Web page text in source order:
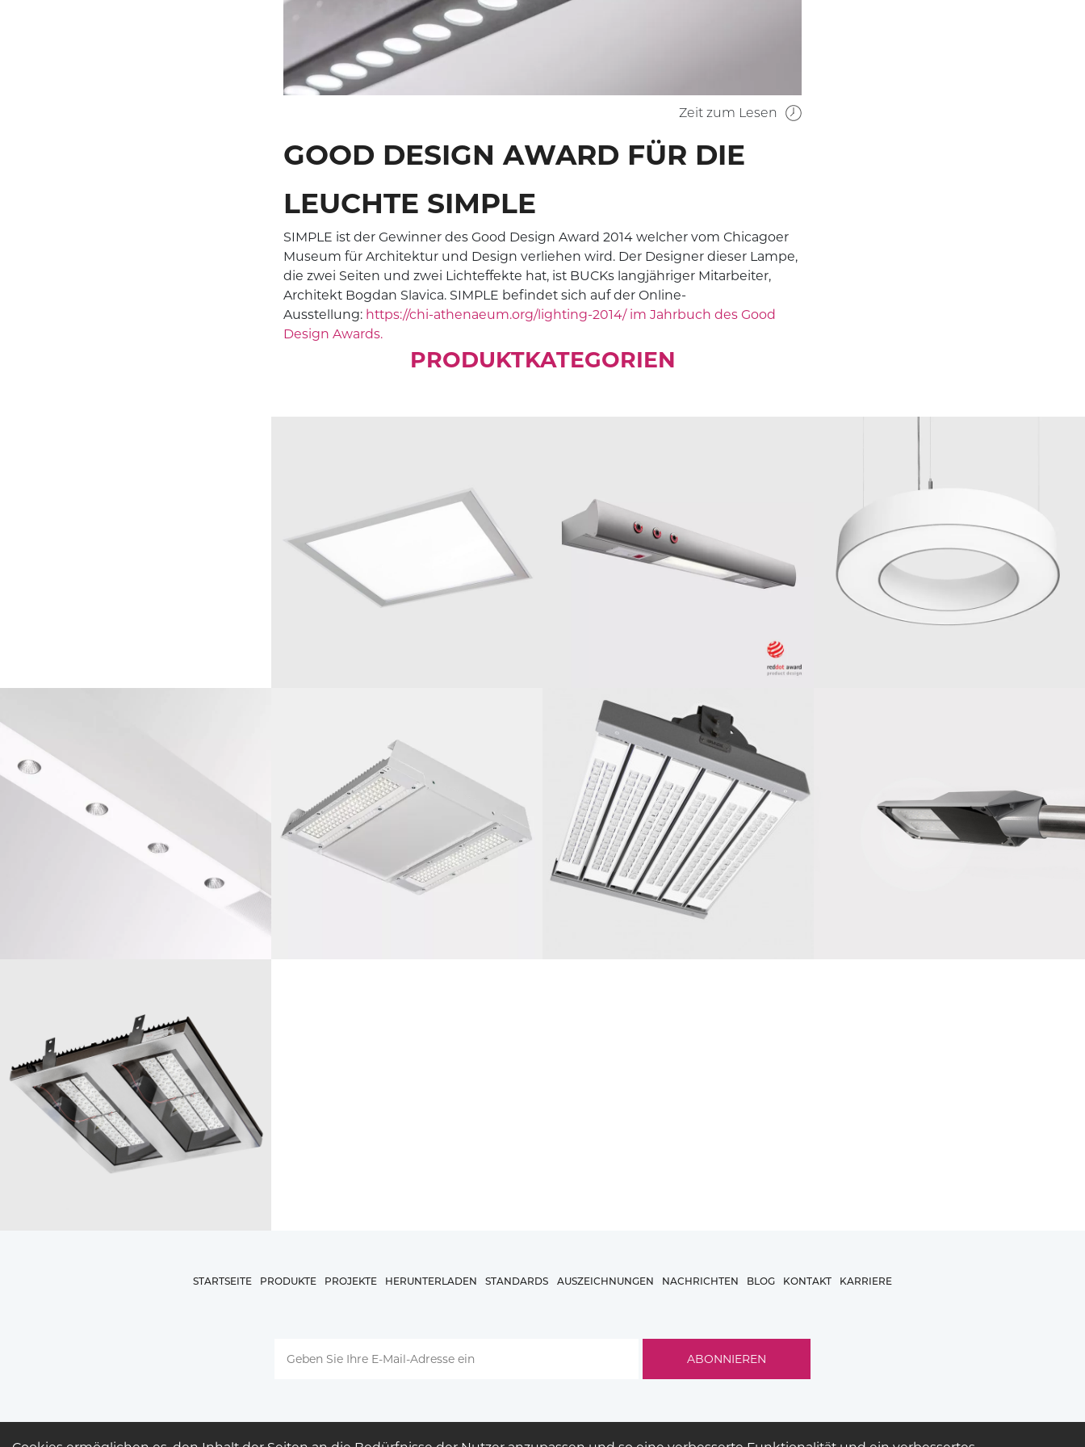
STEHLEUCHTEN
TUNNELBELEUCHTUNG
BELEUCHTUNGSLÖSUNGEN
FÜR DEN
SCHIENENVERKEHR
TUNNELBELEUCHTUNG
Zeit zum Lesen
GOOD DESIGN AWARD FÜR DIE
LEUCHTE SIMPLE
SIMPLE ist der Gewinner des Good Design Award 2014 welcher vom Chicagoer
Museum für Architektur und Design verliehen wird. Der Designer dieser Lampe,
die zwei Seiten und zwei Lichteffekte hat, ist BUCKs langjähriger Mitarbeiter,
Architekt Bogdan Slavica. SIMPLE befindet sich auf der Online-
Ausstellung: https://chi-athenaeum.org/lighting-2014/ im Jahrbuch des Good
Design Awards.
PRODUKTKATEGORIEN
STARTSEITE PRODUKTE PROJEKTE HERUNTERLADEN STANDARDS AUSZEICHNUNGEN NACHRICHTEN BLOG KONTAKT KARRIERE